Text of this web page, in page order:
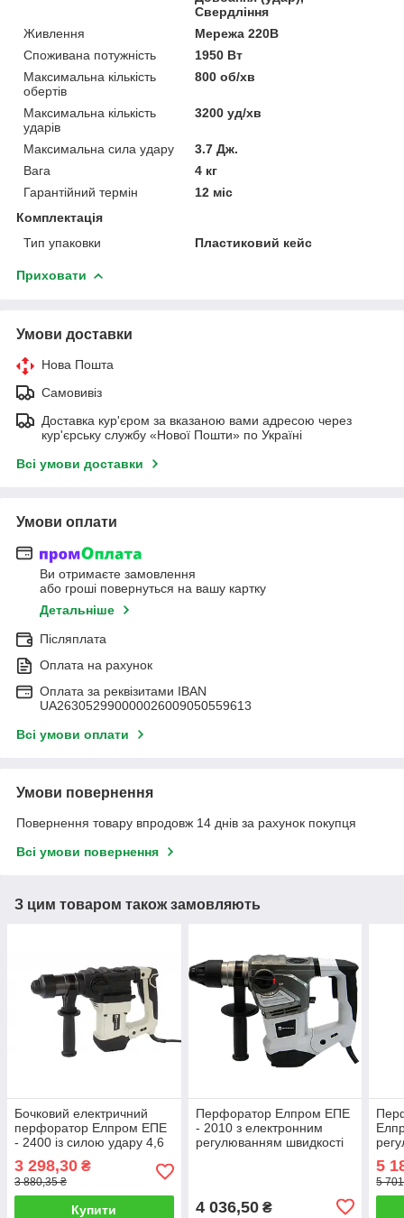
Свердління
Живлення
Мережа 220В
Споживана потужність
1950 Вт
Максимальна кількість
обертів
800 об/хв
Максимальна кількість
ударів
3200 уд/хв
Максимальна сила удару
3.7 Дж.
Вага
4 кг
Гарантійний термін
12 міс
Комплектація
Тип упаковки
Пластиковий кейс
Приховати
Умови доставки
Нова Пошта
Самовивіз
Доставка кур'єром за вказаною вами адресою через
кур'єрську службу «Нової Пошти» по Україні
Всі умови доставки
Умови оплати
Ви отримаєте замовлення
або гроші повернуться на вашу картку
Детальніше
Післяплата
Оплата на рахунок
Оплата за реквізитами IBAN
UA263052990000026009050559613
Всі умови оплати
Умови повернення
Повернення товару впродовж 14 днів за рахунок покупця
Всі умови повернення
З цим товаром також замовляють
Бочковий електричний
перфоратор Елпром ЕПЕ
- 2400 із силою удару 4,6
3 298,30 ₴
3 880,35 ₴
Купити
Перфоратор Елпром ЕПЕ
- 2010 з електронним
регулюванням швидкості
4 036,50₴
5
5